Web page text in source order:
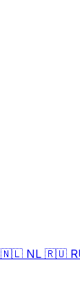
🇳🇱 NL 🇷🇺